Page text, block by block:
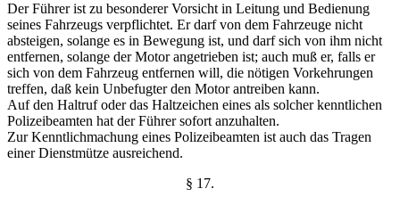
Der Führer ist zu besonderer Vorsicht in Leitung und Bedienung
seines Fahrzeugs verpflichtet. Er darf von dem Fahrzeuge nicht
absteigen, solange es in Bewegung ist, und darf sich von ihm nicht
entfernen, solange der Motor angetrieben ist; auch muß er, falls er
sich von dem Fahrzeug entfernen will, die nötigen Vorkehrungen
treffen, daß kein Unbefugter den Motor antreiben kann.
Auf den Haltruf oder das Haltzeichen eines als solcherkenntlichen
Polizeibeamten hat der Führer sofort anzuhalten.
Zur Kenntlichmachung eines Polizeibeamten ist auch das Tragen
einer Dienstmütze ausreichend.
§ 17.